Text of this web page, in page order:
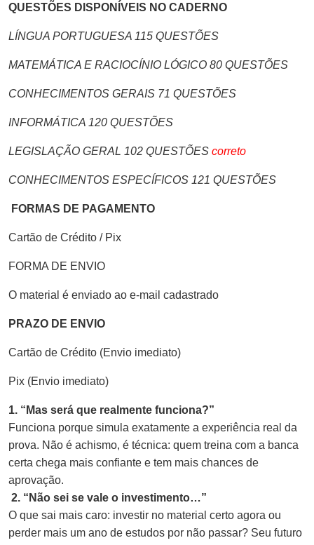
QUESTÕES DISPONÍVEIS NO CADERNO
LÍNGUA PORTUGUESA 115 QUESTÕES
MATEMÁTICA E RACIOCÍNIO LÓGICO 80 QUESTÕES
CONHECIMENTOS GERAIS 71 QUESTÕES
INFORMÁTICA 120 QUESTÕES
LEGISLAÇÃO GERAL 102 QUESTÕES correto
CONHECIMENTOS ESPECÍFICOS 121 QUESTÕES
FORMAS DE PAGAMENTO
Cartão de Crédito / Pix
FORMA DE ENVIO
O material é enviado ao e-mail cadastrado
PRAZO DE ENVIO
Cartão de Crédito (Envio imediato)
Pix (Envio imediato)
1. “Mas será que realmente funciona?”
Funciona porque simula exatamente a experiência real da
prova. Não é achismo, é técnica: quem treina com a banca
certa chega mais confiante e tem mais chances de
aprovação.
2. “Não sei se vale o investimento…”
O que sai mais caro: investir no material certo agora ou
perder mais um ano de estudos por não passar? Seu futuro